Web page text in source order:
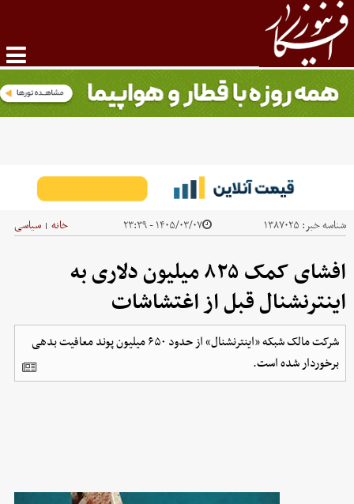
شناسه خبر: ۱۳۸۷۰۲۵ ۱۴۰۵/۰۳/۰۷ - ۲۳:۳۹ خانه | سیاسی
افشای کمک ۸۲۵ میلیون دلاری به
اینترنشنال قبل از اغتشاشات
شرکت مالک شبکه «اینترنشنال» از حدود ۶۵۰ میلیون پوند معافیت بدهی
برخوردار شده است.